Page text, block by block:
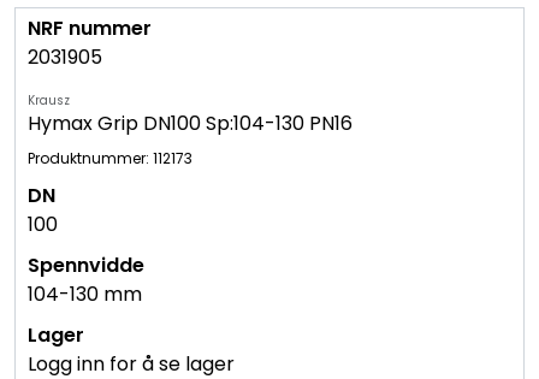
2031905
Krausz
Hymax Grip DN100 Sp:104-130 PN16
Produktnummer: 112173
100
104-130 mm
Logg inn for å se lager